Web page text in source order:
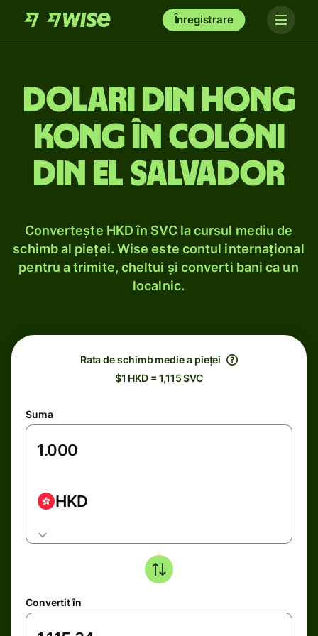
Înregistrare
Dolari din Hong
Kong în colóni
din El Salvador
Convertește HKD în SVC la cursul mediu de
schimb al pieței. Wise este contul internațional
pentru a trimite, cheltui și converti bani ca un
localnic.
Rata de schimb medie a pieței
$1 HKD = 1,115 SVC
Suma
HKD
Convertit în